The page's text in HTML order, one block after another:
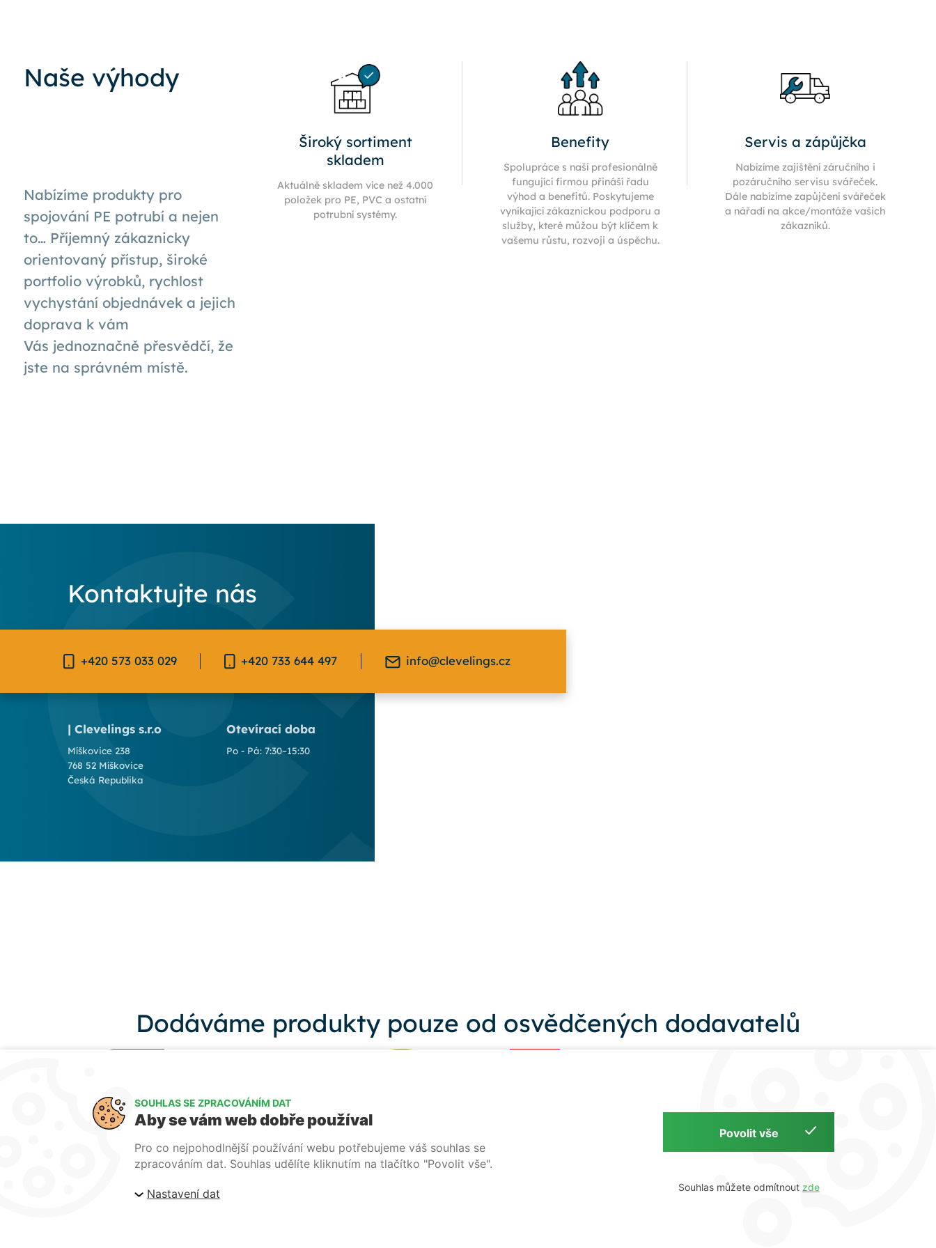
Naše výhody
Nabízíme produkty pro
spojování PE potrubí a nejen
to… Příjemný zákaznicky
orientovaný přístup, široké
portfolio výrobků, rychlost
vychystání objednávek a jejich
doprava k vám
Vás jednoznačně přesvědčí, že
jste na správném místě.
Široký sortiment
skladem
Aktuálně skladem více než 4.000
položek pro PE, PVC a ostatní
potrubní systémy.
Benefity
Spolupráce s naší profesionálně
fungující firmou přináší řadu
výhod a benefitů. Poskytujeme
vynikající zákaznickou podporu a
služby, které můžou být klíčem k
vašemu růstu, rozvoji a úspěchu.
Servis a zápůjčka
Nabízíme zajištění záručního i
pozáručního servisu svářeček.
Dále nabízíme zapůjčení svářeček
a nářadí na akce/montáže vašich
zákazníků.
Kontaktujte nás
+420 573 033 029 +420 733 644 497 info@clevelings.cz
| Clevelings s.r.o
Míškovice 238
768 52 Míškovice
Česká Republika
Otevírací doba
Po - Pá: 7:30–15:30
Dodáváme produkty pouze od osvědčených dodavatelů
SOUHLAS SE ZPRACOVÁNÍM DAT
Aby se vám web dobře používal
Pro co nejpohodlnější používání webu potřebujeme váš souhlas se
zpracováním dat. Souhlas udělíte kliknutím na tlačítko "Povolit vše".
Nastavení dat Souhlas můžete odmítnout